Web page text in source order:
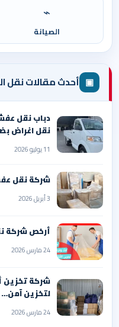
⌁
الصيانة
▣ أحدث مقالات نقل
نقل اغراض
11 يوليو 2026
شركة نقل
3 أبريل 2026
أرخص شركة
24 مارس 2026
شركة تخزين
لتخزين آمن…
24 مارس 2026